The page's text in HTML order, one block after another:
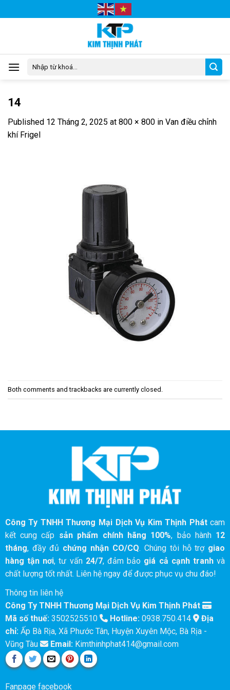
to
Tìm
kiếm:
14
Published 12 Tháng 2, 2025 at 800 × 800 in Van điều chỉnh
khí Frigel
Both comments and trackbacks are currently closed.
Công Ty TNHH Thương Mại Dịch Vụ Kim Thịnh Phátcam
kết cung cấp sản phẩm chính hãng 100%, bảo hành 12
tháng, đầy đủ chứng nhận CO/CQ. Chúng tôi hỗ trợ giao
hàng tận nơi, tư vấn 24/7, đảm bảo giá cả cạnh tranh và
chất lượng tốt nhất. Liên hệ ngay để được phục vụ chu đáo!
Thông tin liên hệ
Công Ty TNHH Thương Mại Dịch Vụ Kim Thịnh Phát
Mã số thuế:3502525510 Hotline:0938.750.414
Địa
chỉ:Ấp Bà Rịa, Xã Phước Tân, Huyện Xuyên Mộc, Bà Rịa -
Vũng Tàu
Email:Kimthinhphat414@gmail.com
Fanpage facebook